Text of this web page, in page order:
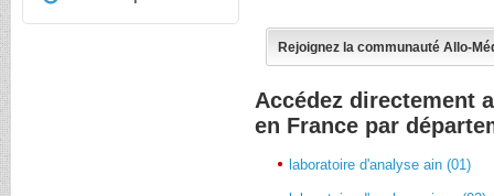
Rejoignez la communauté Allo-
Accédez directement
en France par
laboratoire d'analyse ain (01)